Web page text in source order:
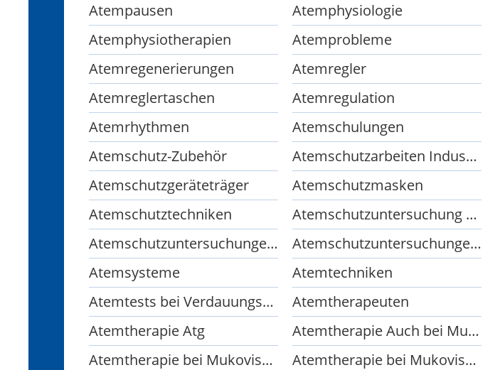
Atempausen
Atemphysiologie
Atemphysiotherapien
Atemprobleme
Atemregenerierungen
Atemregler
Atemreglertaschen
Atemregulation
Atemrhythmen
Atemschulungen
Atemschutz-Zubehör
Atemschutzarbeiten Industriearbeiten
Atemschutzgeräteträger
Atemschutzmasken
Atemschutztechniken
Atemschutzuntersuchung Feuerwehr
Atemschutzuntersuchungen für die Feuerwehr
Atemschutzuntersuchungen G 26
Atemsysteme
Atemtechniken
Atemtests bei Verdauungsstörungen
Atemtherapeuten
Atemtherapie Atg
Atemtherapie Auch bei Mukuviszidose
Atemtherapie bei Mukoviszidose
Atemtherapie bei Mukoviszidose Copd und Asthma